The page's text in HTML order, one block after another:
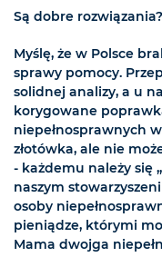
Są dobre rozwiązania?
Myślę, że w Polsce
sprawy pomocy.
solidnej analizy, a u
korygowane
niepełnosprawnych
złotówka, ale nie
- każdemu należy się
naszym
osoby
pieniądze, którymi
Mama dwojga